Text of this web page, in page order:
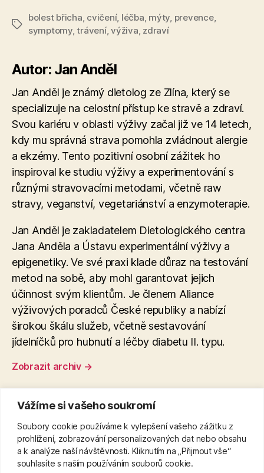
Vážíme si vašeho soukromí
Soubory cookie používáme k vylepšení vašeho zážitku z
prohlížení, zobrazování personalizovaných dat nebo obsahu
a k analýze naší návštěvnosti. Kliknutím na „Přijmout vše“
souhlasíte s naším používáním souborů cookie.
Štítky
bolest břicha cvičení, léčba mýty prevence,
symptomy,trávení,výživa zdraví
Autor: Jan Anděl
Jan Anděl je známý dietolog ze Zlína, který se
specializuje na celostní přístup ke stravě a zdraví.
Svou kariéru v oblasti výživy začal již ve 14 letech,
kdy mu správná strava pomohla zvládnout alergie
a ekzémy. Tento pozitivní osobní zážitek ho
inspiroval ke studiu výživy a experimentování s
různými stravovacími metodami, včetně raw
stravy, veganství, vegetariánství a enzymoterapie​.
Jan Anděl je zakladatelem Dietologického centra
Jana Anděla a Ústavu experimentální výživy a
epigenetiky. Ve své praxi klade důraz na testování
metod na sobě, aby mohl garantovat jejich
účinnost svým klientům. Je členem Aliance
výživových poradců České republiky a nabízí
širokou škálu služeb, včetně sestavování
jídelníčků pro hubnutí a léčby diabetu II. typu.
Zobrazit archiv →
← Cviky na břicho po padesátce: Efektivní tipy
pro zdraví
→ Odsátí tuku z břicha: zdravé přístupy a
odborné rady